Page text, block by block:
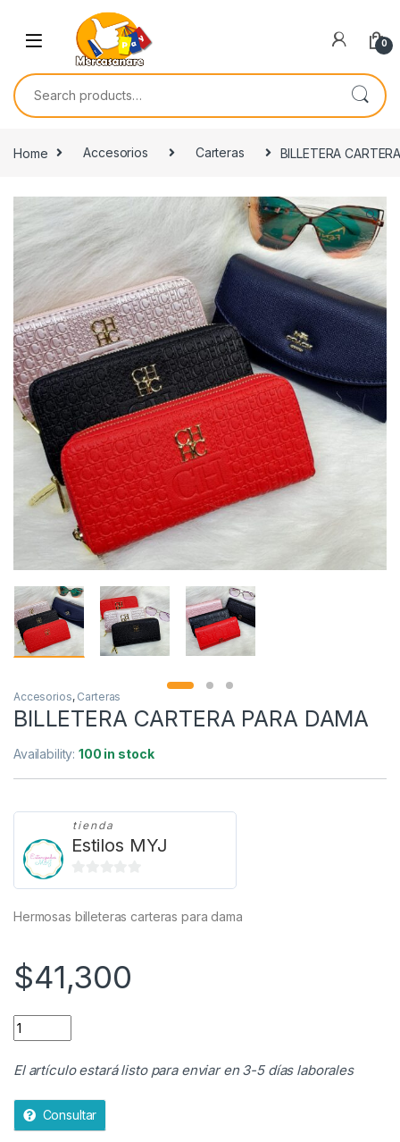
Skip to navigation
0
Search for:
Home Accesorios Carteras BILLETERA
🔍
Accesorios, Carteras
BILLETERA CARTERA PARA DAMA
Availability:100 in stock
tienda
Estilos MYJ
0
e
Hermosas billeteras carteras para dama
$41,300
BILLETERA CARTERA PARA DAMA quantity
El artículo estará listo para enviar en 3-5 días laborales
Consultar